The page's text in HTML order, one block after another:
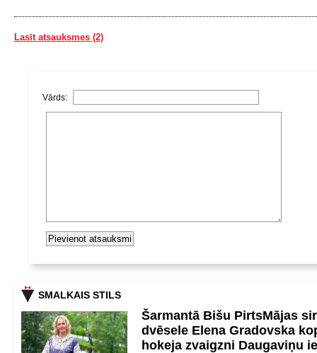
Lasīt atsauksmes (2)
Vārds:
SMALKAIS STILS
Šarmantā Bišu PirtsMājas
dvēsele Elena Gradovska
hokeja zvaigzni Daugaviņu